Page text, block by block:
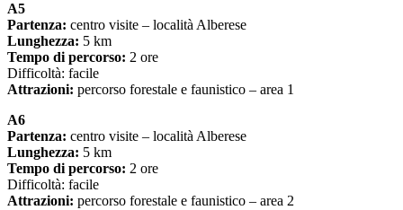
A5
Partenza: centro visite – località Alberese
Lunghezza: 5 km
Tempo di percorso: 2 ore
Difficoltà: facile
Attrazioni: percorso forestale e faunistico – area 1
A6
Partenza: centro visite – località Alberese
Lunghezza: 5 km
Tempo di percorso: 2 ore
Difficoltà: facile
Attrazioni: percorso forestale e faunistico – area 2